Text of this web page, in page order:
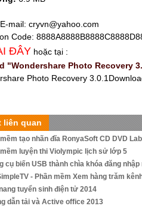
mail: cryvn@yahoo.com
Code:
ĐÂY hoặc tại :
"Wondershare Photo Recovery
liên quan
tạo nhãn đĩa RonyaSoft CD DVD
mềm luyện thi Violympic lịch sử lớp 5
cụ biến USB thành chìa khóa đăng nhập
- Phần mềm Xem hàng trăm
tuyển sinh điện tử 2014
dẫn tải và Active office 2013